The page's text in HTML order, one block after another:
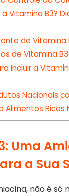
Vitamina B3?
de Vitamina
de Vitamina
Incluir a
Nacionais
Alimentos
Uma
a Sua
não é só